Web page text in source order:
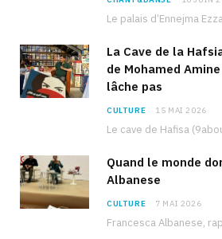
La Cave de la
de Mohamed
lâche pas
CULTURE 15 MAI 2026
Quand le monde
Albanese
CULTURE 7 MAI 2026